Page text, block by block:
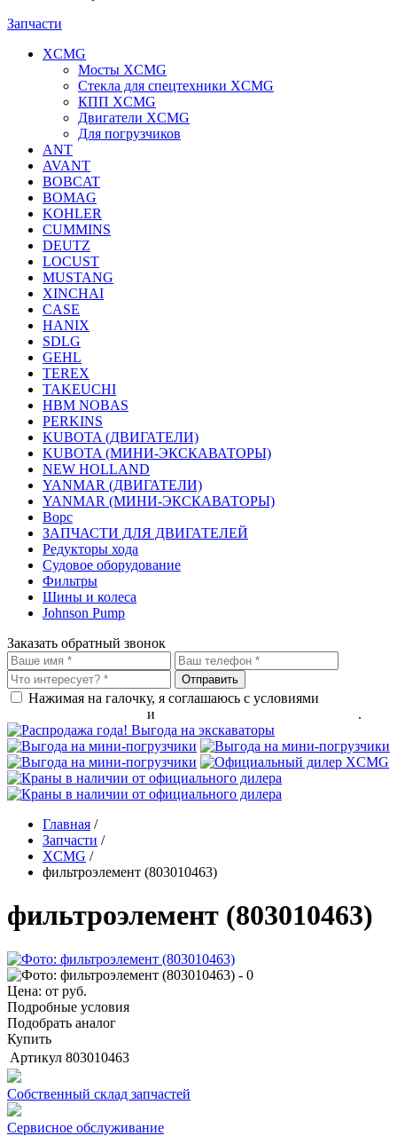
Запчасти
XCMG
Мосты XCMG
Стекла для спецтехники XCMG
КПП XCMG
Двигатели XCMG
Для погрузчиков
ANT
AVANT
BOBCAT
BOMAG
KOHLER
CUMMINS
DEUTZ
LOCUST
MUSTANG
XINCHAI
CASE
HANIX
SDLG
GEHL
TEREX
TAKEUCHI
HBM NOBAS
PERKINS
KUBOTA (ДВИГАТЕЛИ)
KUBOTA (МИНИ-ЭКСКАВАТОРЫ)
NEW HOLLAND
YANMAR (ДВИГАТЕЛИ)
YANMAR (МИНИ-ЭКСКАВАТОРЫ)
Ворс
ЗАПЧАСТИ ДЛЯ ДВИГАТЕЛЕЙ
Редукторы хода
Судовое оборудование
Фильтры
Шины и колеса
Johnson Pump
Заказать обратный звонок
Нажимая на галочку, я соглашаюсь с условиями
и .
Главная /
Запчасти /
XCMG /
фильтроэлемент (803010463)
фильтроэлемент (803010463)
Цена: от руб.
Подробные условия
Подобрать аналог
Купить
Артикул 803010463
Собственный склад запчастей
Сервисное обслуживание